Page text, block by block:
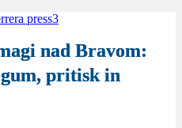
nad Bravom:
pritisk in